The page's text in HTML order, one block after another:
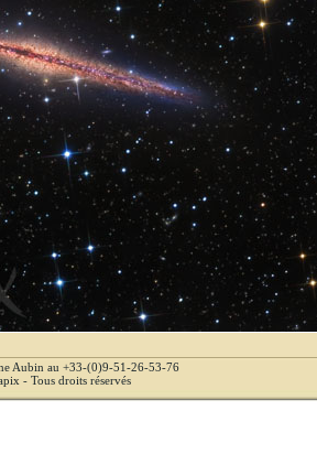
Aubin au +33-(0)9-51-26-53-76
- Tous droits réservés